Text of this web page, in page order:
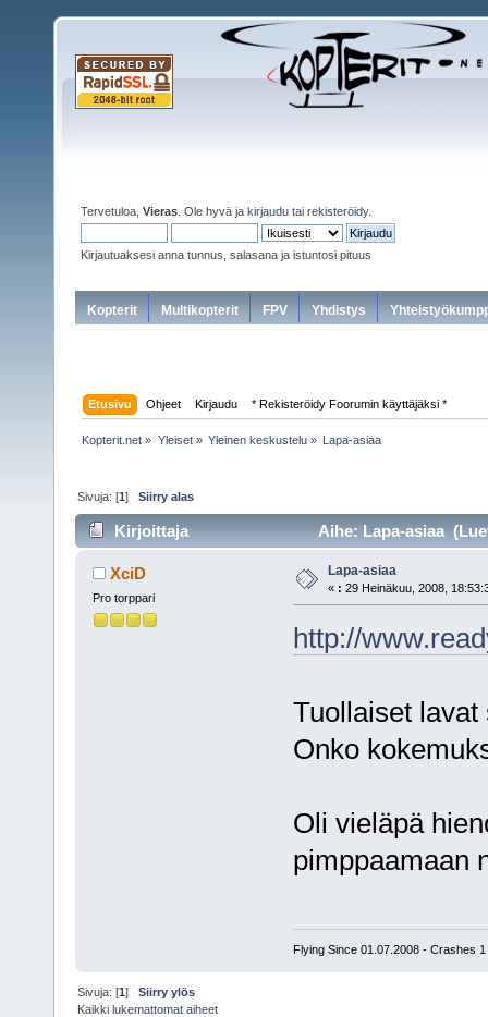
Tervetuloa, Vieras . Ole hyvä ja kirjaudu tai rekisteröidy.
Kirjautuaksesi anna tunnus, salasana ja istuntosi pituus
Kopterit Multikopterit FPV Yhdistys
Etusivu Ohjeet Kirjaudu * Rekisteröidy Foorumin käyttäjäksi *
Kopterit.net » Yleiset» Yleinen keskustelu» Lapa-asiaa
Sivuja: [1]Siirry alas
Kirjoittaja Aihe: Lapa-asiaa
XciD
Pro torppari
Lapa-asiaa
« : 29 Heinäkuu, 2008,
http://
Tuollaiset lavat
Onko
Oli vieläpä
pimppaamaan
Flying Since 01.07.2008 - Crashes 1
Sivuja: [1]Siirry ylös
Kaikki lukemattomat aiheet